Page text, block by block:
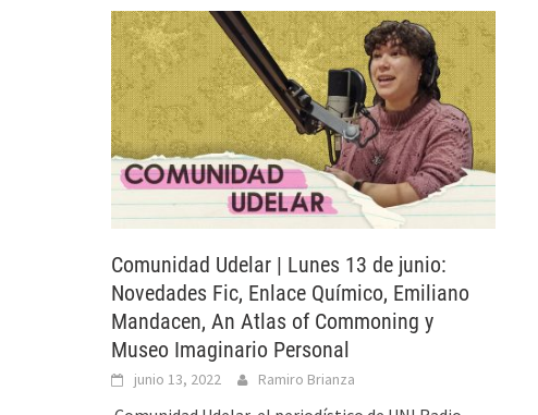
Comunidad Udelar | Lunes 13 de junio:
Novedades Fic, Enlace Químico, Emiliano
Mandacen, An Atlas of Commoning y
Museo Imaginario Personal
junio 13, 2022 Ramiro Brianza